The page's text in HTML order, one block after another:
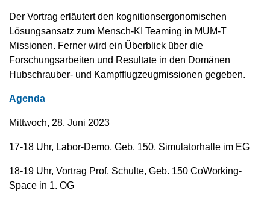
Der Vortrag erläutert den kognitionsergonomischen
Lösungsansatz zum Mensch-KI Teaming in MUM-T
Missionen. Ferner wird ein Überblick über die
Forschungsarbeiten und Resultate in den Domänen
Hubschrauber- und Kampfflugzeugmissionen gegeben.
Agenda
Mittwoch, 28. Juni 2023
17-18 Uhr, Labor-Demo, Geb. 150, Simulatorhalle im EG
18-19 Uhr, Vortrag Prof. Schulte, Geb. 150 CoWorking-
Space in 1. OG